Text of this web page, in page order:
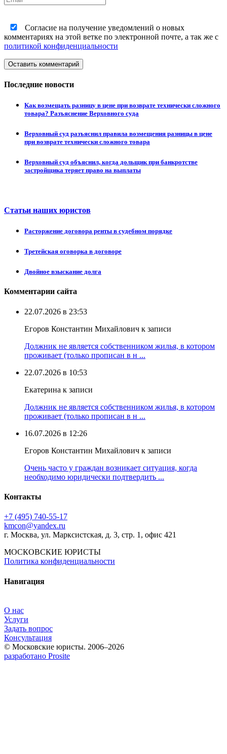
Согласие на получение уведомлений о новых
комментариях на этой ветке по электронной почте, а так же с
политикой конфиденциальности
Оставить комментарий
Последние новости
Как возмещать разницу в цене при возврате технически сложного
товара? Разъяснение Верховного суда
Верховный суд разъяснил правила возмещения разницы в цене
при возврате технически сложного товара
Верховный суд объяснил, когда дольщик при банкротстве
застройщика теряет право на выплаты
Статьи наших юристов
Расторжение договора ренты в судебном порядке
Третейская оговорка в договоре
Двойное взыскание долга
Комментарии сайта
22.07.2026 в 23:53
Егоров Константин Михайлович к записи
Должник не является собственником жилья, в котором
проживает (только прописан в н ...
22.07.2026 в 10:53
Екатерина к записи
Должник не является собственником жилья, в котором
проживает (только прописан в н ...
16.07.2026 в 12:26
Егоров Константин Михайлович к записи
Очень часто у граждан возникает ситуация, когда
необходимо юридически подтвердить ...
Контакты
+7 (495) 740‑55‑17
kmcon@yandex.ru
г. Москва, ул. Марксистская, д. 3, стр. 1, офис 421
МОСКОВСКИЕ ЮРИСТЫ
Политика конфиденциальности
Навигация
О нас
Услуги
Задать вопрос
Консультация
© Московские юристы. 2006–2026
разработано Prosite